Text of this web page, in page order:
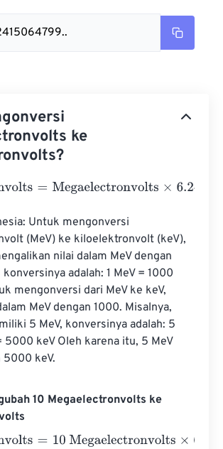
ke
=Megaelectronvolts×
Untuk mengonversi
(MeV) ke kiloelektronvolt (keV),
nilai dalam MeV dengan
adalah: 1 MeV = 1000
mengonversi dari MeV ke keV,
MeV dengan 1000. Misalnya,
5 MeV, konversinya adalah: 5
5000 keV Oleh karena itu, 5 MeV
5000 keV.
10 Megaelectronvolts ke
=10 Megaelectronvolts×